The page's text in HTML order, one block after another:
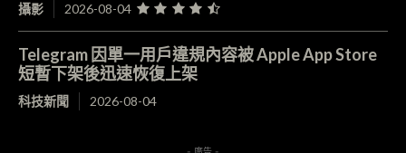
攝影 2026-08-04
Telegram 因單一用戶違規內容被 Apple App Store
短暫下架後迅速恢復上架
科技新聞 2026-08-04